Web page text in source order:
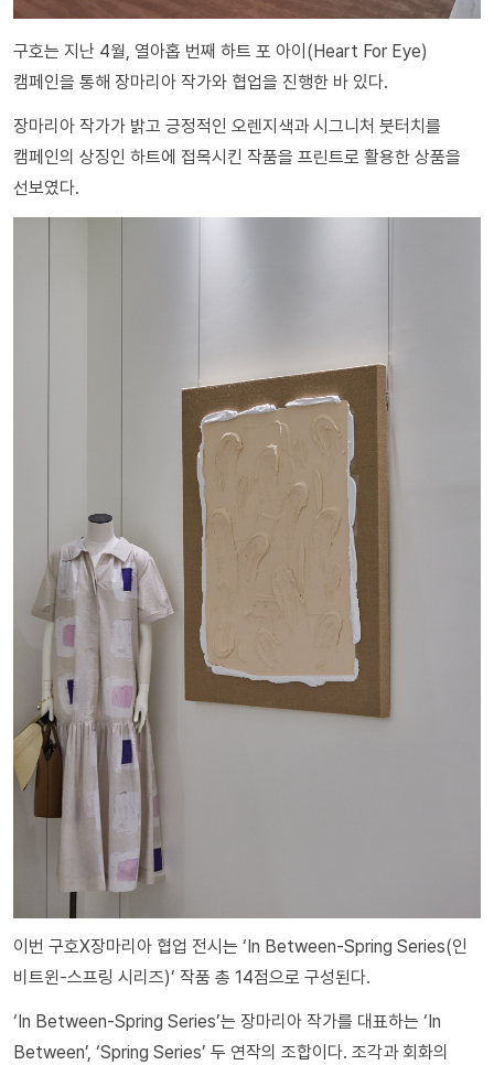
구호는 지난 4월, 열아홉 번째 하트 포 아이(Heart For Eye)
캠페인을 통해 장마리아 작가와 협업을 진행한 바 있다.
장마리아 작가가 밝고 긍정적인 오렌지색과 시그니처 붓터치를
캠페인의 상징인 하트에 접목시킨 작품을 프린트로 활용한 상품을
선보였다.
이번 구호X장마리아 협업 전시는 ‘In Between-Spring Series(인
비트윈-스프링 시리즈)’ 작품 총 14점으로 구성된다.
‘In Between-Spring Series’는 장마리아 작가를 대표하는 ‘In
Between’, ‘Spring Series’ 두 연작의 조합이다. 조각과 회화의